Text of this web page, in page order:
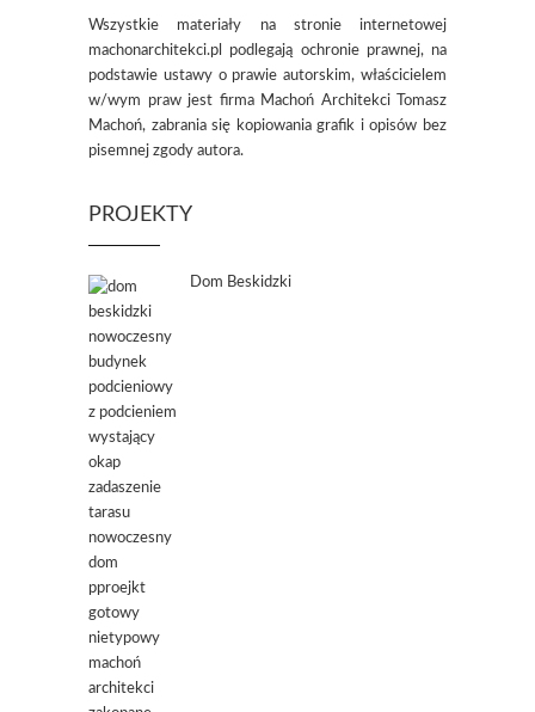
Wszystkie materiały na stronie internetowej
machonarchitekci.pl podlegają ochronie prawnej, na
podstawie ustawy o prawie autorskim, właścicielem
w/wym praw jest firma Machoń Architekci Tomasz
Machoń, zabrania się kopiowania grafik i opisów bez
pisemnej zgody autora.
PROJEKTY
Dom Beskidzki